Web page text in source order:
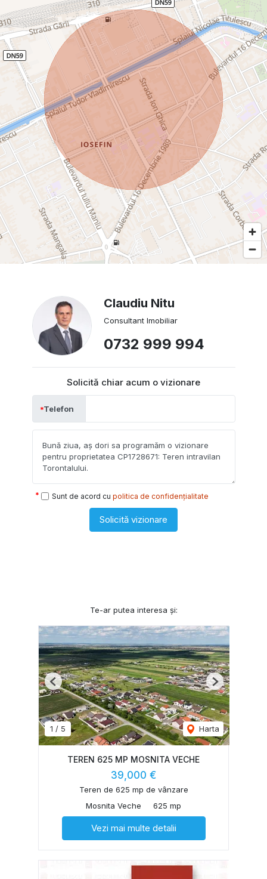
Claudiu Nitu
Consultant Imobiliar
0732 999 994
Solicită chiar acum o vizionare
Telefon
Sunt de acord cu politica de confidențialitate
Solicită vizionare
Te-ar putea interesa și:
1 / 5 Harta
Previous Next
TEREN 625 MP MOSNITA VECHE
39,000 €
Teren de 625 mp de vânzare
Mosnita Veche
625 mp
Vezi mai multe detalii